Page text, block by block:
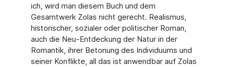
ich, wird man diesem Buch und dem
Gesamtwerk Zolas nicht gerecht. Realismus,
historischer, sozialer oder politischer Roman,
auch die Neu-Entdeckung der Natur in der
Romantik, ihrer Betonung des Individuums und
seiner Konflikte, all das ist anwendbar auf Zolas